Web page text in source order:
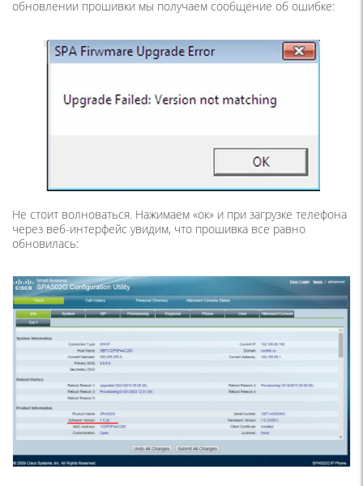
обновлении прошивки мы получаем сообщение об ошибке:
Не стоит волноваться. Нажимаем «ок» и при загрузке телефона
через веб-интерфейс увидим, что прошивка все равно
обновилась: